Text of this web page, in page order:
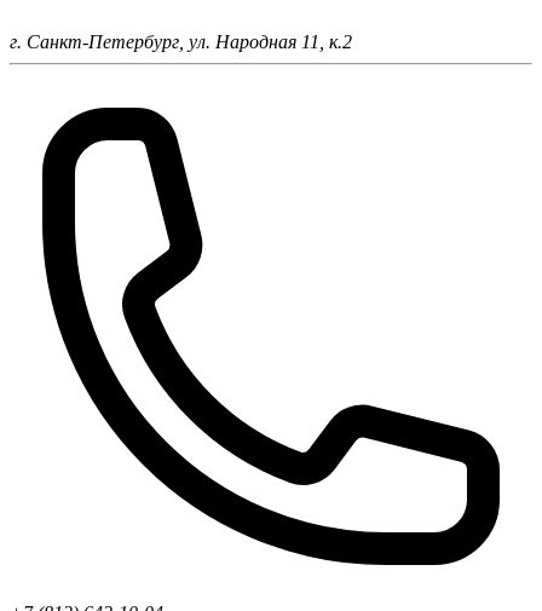
г. Санкт-Петербург, ул. Народная 11, к.2